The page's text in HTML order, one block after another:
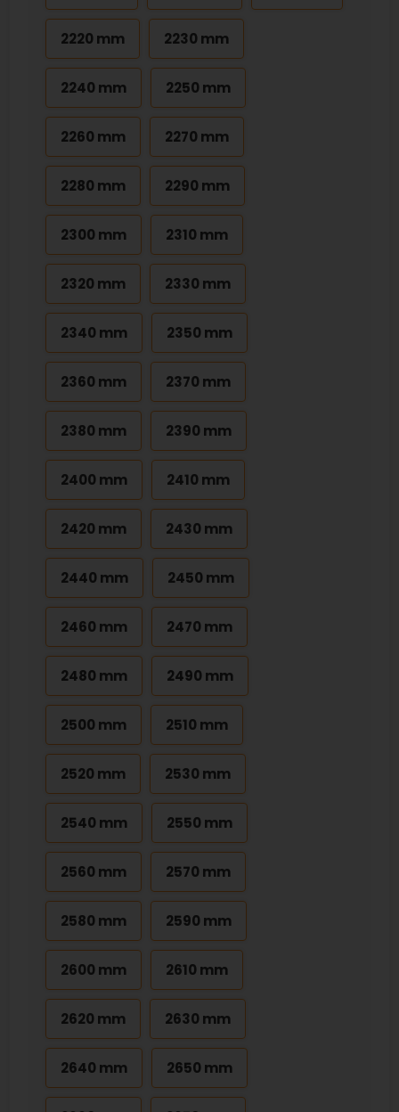
2220 mm 2230 mm
2240 mm 2250 mm
2260 mm 2270 mm
2280 mm 2290 mm
2300 mm 2310 mm
2320 mm 2330 mm
2340 mm 2350 mm
2360 mm 2370 mm
2380 mm 2390 mm
2400 mm 2410 mm
2420 mm 2430 mm
2440 mm 2450 mm
2460 mm 2470 mm
2480 mm 2490 mm
2500 mm 2510 mm
2520 mm 2530 mm
2540 mm 2550 mm
2560 mm 2570 mm
2580 mm 2590 mm
2600 mm 2610 mm
2620 mm 2630 mm
2640 mm 2650 mm